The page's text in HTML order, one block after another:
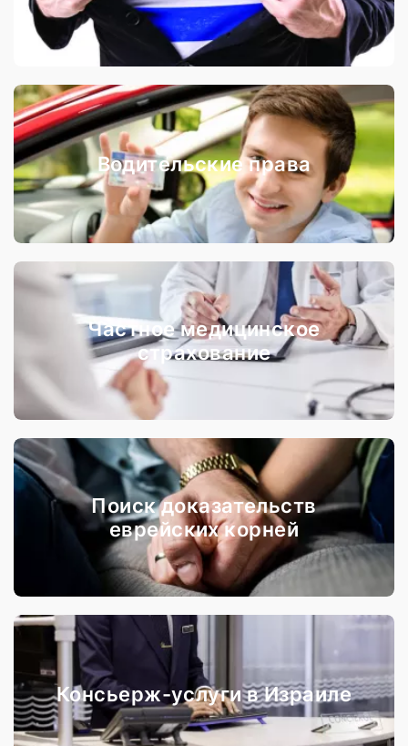
Водительские права
Частное медицинское
страхование
Поиск доказательств
еврейских корней
Консьерж-услуги в Израиле